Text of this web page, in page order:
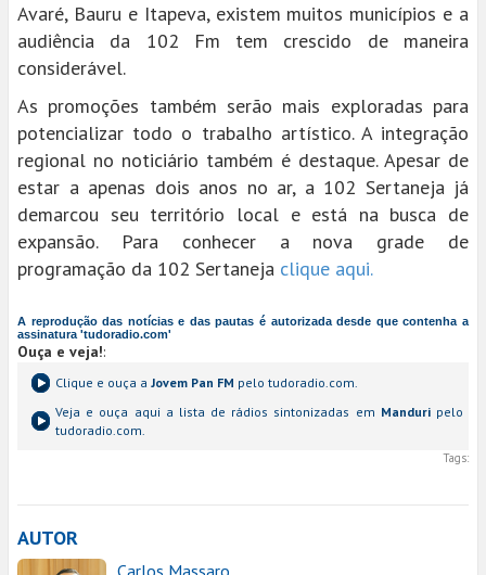
Avaré, Bauru e Itapeva, existem muitos municípios e a
audiência da 102 Fm tem crescido de maneira
considerável.
As promoções também serão mais exploradas para
potencializar todo o trabalho artístico. A integração
regional no noticiário também é destaque. Apesar de
estar a apenas dois anos no ar, a 102 Sertaneja já
demarcou seu território local e está na busca de
expansão. Para conhecer a nova grade de
programação da 102 Sertaneja clique aqui.
A reprodução das notícias e das pautas é autorizada desde que contenha a
assinatura 'tudoradio.com'
Ouça e veja!:
Clique e ouça a Jovem Pan FM pelo tudoradio.com.
Veja e ouça aqui a lista de rádios sintonizadas em Manduripelo
tudoradio.com.
Tags:
AUTOR
Carlos Massaro